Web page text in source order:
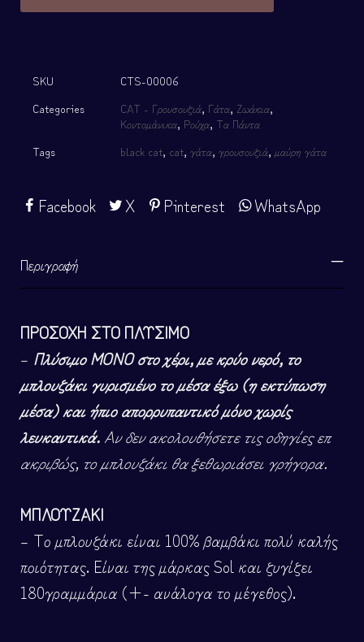
SKU
CTS-00006
Categories
CAT - Γρουσουζιά, Γάτα, Ζωάκια,
Κοντομάνικα, Ρούχα, Τα Πάντα
Tags
black cat, cat, γάτα, γρουσουζιά, μαύρη γάτα
Facebook X Pinterest WhatsApp
Περιγραφή
ΠΡΟΣΟΧΗ ΣΤΟ ΠΛΥΣΙΜΟ
– Πλύσιμο ΜΟΝΟ στο χέρι, με κρύο νερό, το
μπλουζάκι γυρισμένο το μέσα έξω (η εκτύπωση
μέσα) και ήπιο απορρυπαντικό μόνο χωρίς
λευκαντικά. Αν δεν ακολουθήσετε τις οδηγίες επ
ακριβώς, το μπλουζάκι θα ξεθωριάσει γρήγορα.
ΜΠΛΟΥΖΑΚΙ
– Το μπλουζάκι είναι 100% βαμβάκι πολύ καλής
ποιότητας. Είναι της μάρκας Sol και ζυγίζει
180γραμμάρια (+- ανάλογα το μέγεθος).